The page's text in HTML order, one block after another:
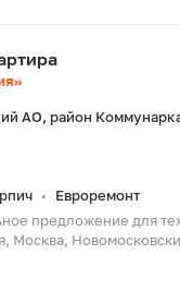
АО, район
•
Евроремонт
предложение для
Москва,